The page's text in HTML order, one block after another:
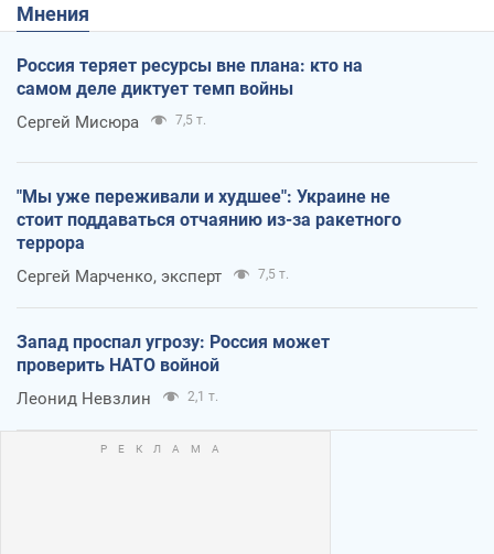
Мнения
Россия теряет ресурсы вне плана: кто на
самом деле диктует темп войны
Сергей Мисюра 7,5 т.
"Мы уже переживали и худшее": Украине не
стоит поддаваться отчаянию из-за ракетного
террора
Сергей Марченко, эксперт 7,5 т.
Запад проспал угрозу: Россия может
проверить НАТО войной
Леонид Невзлин 2,1 т.